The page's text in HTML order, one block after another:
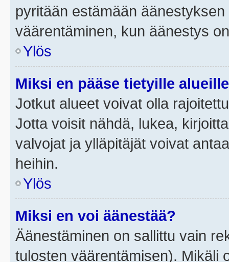
pyritään estämään
väärentäminen, kun äänestys
Ylös
Miksi en pääse tietyille
Jotkut alueet voivat olla
Jotta voisit nähdä, lukea,
valvojat ja ylläpitäjät voivat
heihin.
Ylös
Miksi en voi äänestää?
Äänestäminen on sallittu vain
tulosten väärentämisen). Mikäli